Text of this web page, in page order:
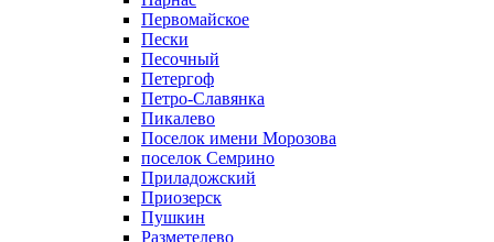
Первомайское
Пески
Песочный
Петергоф
Петро-Славянка
Пикалево
Поселок имени Морозова
поселок Семрино
Приладожский
Приозерск
Пушкин
Разметелево